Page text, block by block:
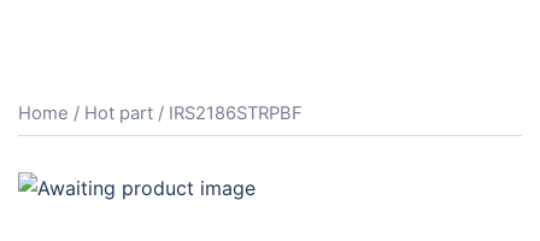
Home / Hot part / IRS2186STRPBF